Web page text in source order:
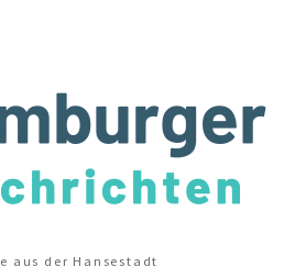
aus der Hansestadt